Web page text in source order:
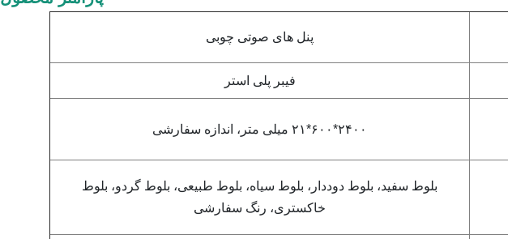
پنل های صوتی چوبی
فیبر پلی استر
۲۴۰۰*۶۰۰*۲۱ میلی متر، اندازه سفارشی
بلوط سفید، بلوط دوددار، بلوط سیاه، بلوط طبیعی، بلوط گردو، بلوط
خاکستری، رنگ سفارشی